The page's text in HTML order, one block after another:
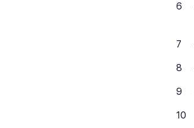
6
7
8
9
10